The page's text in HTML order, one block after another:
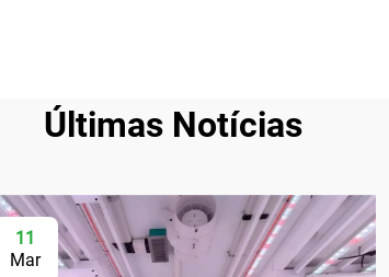
Últimas Notícias
11
Mar